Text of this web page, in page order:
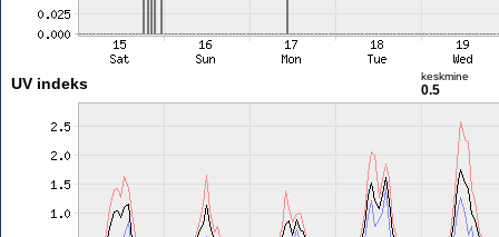
UV indeks keskmine
0.5